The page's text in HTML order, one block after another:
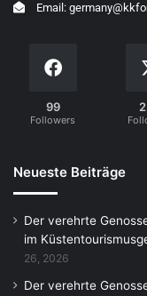
Email:
99
Followers
Neueste Beiträge
Der verehrte
im
26, 2026
Der verehrte